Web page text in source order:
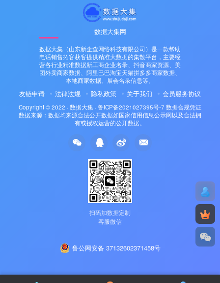
数据大集网
数据大集（山东新企查网络科技有限公司）是一款帮助
电话销售拓客获客提供精准大数据的集散平台，主要经
营各行业精准数据新工商企业名录、抖音商家资源、美
团外卖商家数据、阿里巴巴淘宝天猫拼多多商家数据、
本地商家数据、展会名录信息等。
友链申请 法律法规 隐私政策 关于我们 会员服务协议
Copyright © 2022 · 数据大集 · 鲁ICP备2021027395号-7 数据合规凭证
数据来源：数据均来源合法公开数据如国家信用信息公示网以及合法拥
有或授权运营的公开数据。
扫码加数据定制
客服微信
鲁公网安备 37132602371458号